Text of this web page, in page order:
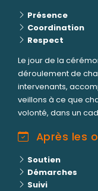
Présence
Coordination
Respect
Le jour de la
déroulement de
intervenants,
veillons à ce que
volonté, dans un
Après les
Soutien
Démarches
Suivi